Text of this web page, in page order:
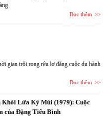
Đọc thêm
gian trôi rong rêu lơ đãng cuộc du hành
Đọc thêm
Khói Lửa Kỷ Mùi (1979): Cuộc
của Đặng Tiểu Bình